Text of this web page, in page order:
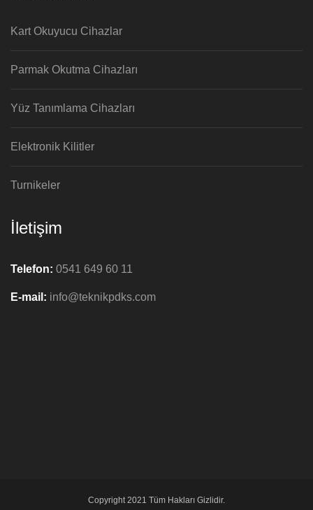
Kart Okuyucu Cihazlar
Parmak Okutma Cihazları
Yüz Tanımlama Cihazları
Elektronik Kilitler
Turnikeler
İletişim
Telefon: 0541 649 60 11
E-mail: info@teknikpdks.com
Copyright 2021 Tüm Hakları Gizlidir.